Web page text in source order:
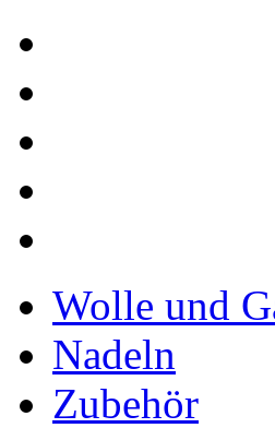
Wolle und
Nadeln
Zubehör